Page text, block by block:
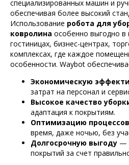
специализированных машин и
обеспечивая более высокий
Использование робота для
ковролина особенно выгодно
гостиницах, бизнес-центрах,
комплексах, где каждое
особенности. Waybot
Экономическую
затрат на персонал и
Высокое качество
адаптация к покрытиям.
Оптимизацию процессов
время, даже ночью, без
Долгосрочную выгоду —
покрытий за счет